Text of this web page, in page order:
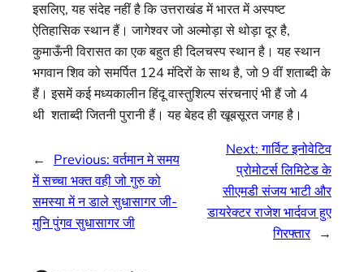
इसलिए, यह संदेह नहीं है कि उत्तराखंड में भारत में अस्पष्ट
ऐतिहासिक स्थान हैं। जागेश्वर जो अल्मोड़ा से थोड़ा दूर है,
कुमाऊँनी विरासत का एक बहुत ही दिलचस्प स्थान है। यह स्थान
भगवान शिव को समर्पित 124 मंदिरों के साथ है, जो 9 वीं शताब्दी के
हैं। इसमें कई मध्यकालीन हिंदू वास्तुशिल्प संरचनाएं भी हैं जो 4
थी शताब्दी जितनी पुरानी हैं। यह बेहद ही खूबसूरत जगह है।
← Previous:वर्तमान मे समय
में सच्चा भक्त वही जो गुरु को
समस्या में न डाले सुधासागर जी-
मुनि पुंगव सुधासागर जी
Next:गार्विट इनोवेटिव
प्रोमोटर्स लिमिटेड के
सीएमडी संजय भाटी और
डायरेक्टर राजेश भार्दवज हुए
गिरफ्तार
→